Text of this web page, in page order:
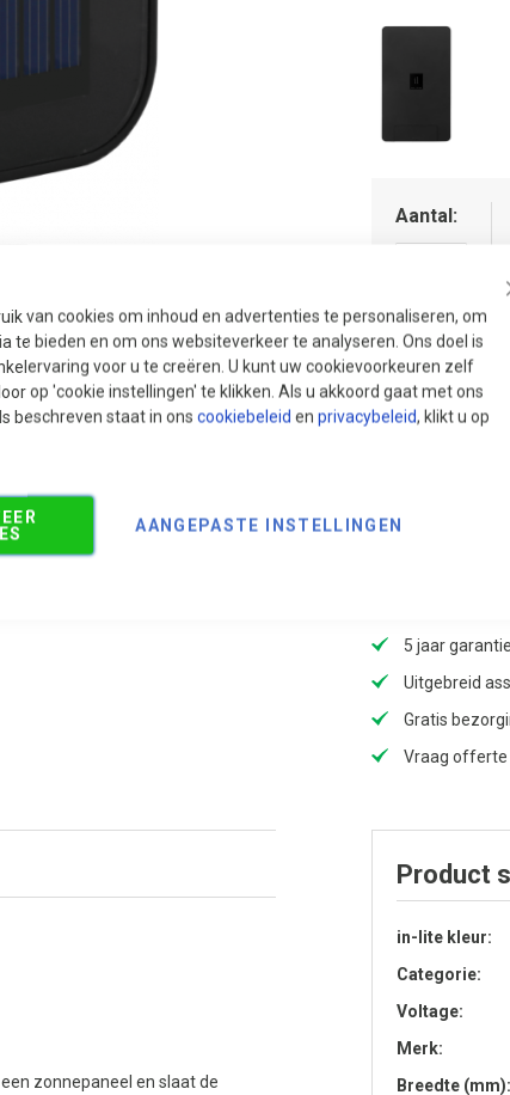
van cookies om inhoud en advertenties te personaliseren, om
te bieden en om ons websiteverkeer te analyseren. Ons doel is
voor u te creëren. U kunt uw cookievoorkeuren zelf
op 'cookie instellingen' te klikken. Als u akkoord gaat met ons
beschreven staat in ons cookiebeleid en privacybeleid, klikt u op
AANGEPASTE INSTELLINGEN
Aantal
5 jaar garantie
Uitgebreid
Gratis
Vraag offerte
zonnepaneel en slaat de
Product
in-lite kleur
Categorie
Voltage
Merk
Breedte (mm)